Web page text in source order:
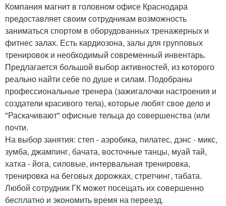
Компания магнит в головном офисе Краснодара
предоставляет своим сотрудникам возможность
заниматься спортом в оборудованных тренажерных и
фитнес залах. Есть кардиозона, залы для групповых
тренировок и необходимый современный инвентарь.
Предлагается большой выбор активностей, из которого
реально найти себе по душе и силам. Подобраны
профессиональные тренера (зажигалочки настроения и
создатели красивого тела), которые любят свое дело и
"Раскачивают" офисные тельца до совершенства (или
почти.
На выбор занятия: степ - аэробика, пилатес, дэнс - микс,
зумба, джампинг, бачата, восточные танцы, муай тай,
хатха - йога, силовые, интервальная тренировка,
тренировка на беговых дорожках, стретчинг, табата.
Любой сотрудник ГК может посещать их совершенно
бесплатно и экономить время на переезд.